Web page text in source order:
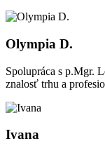
Olympia D.
Spolupráca s p.Mgr.
znalosť trhu a
Ivana